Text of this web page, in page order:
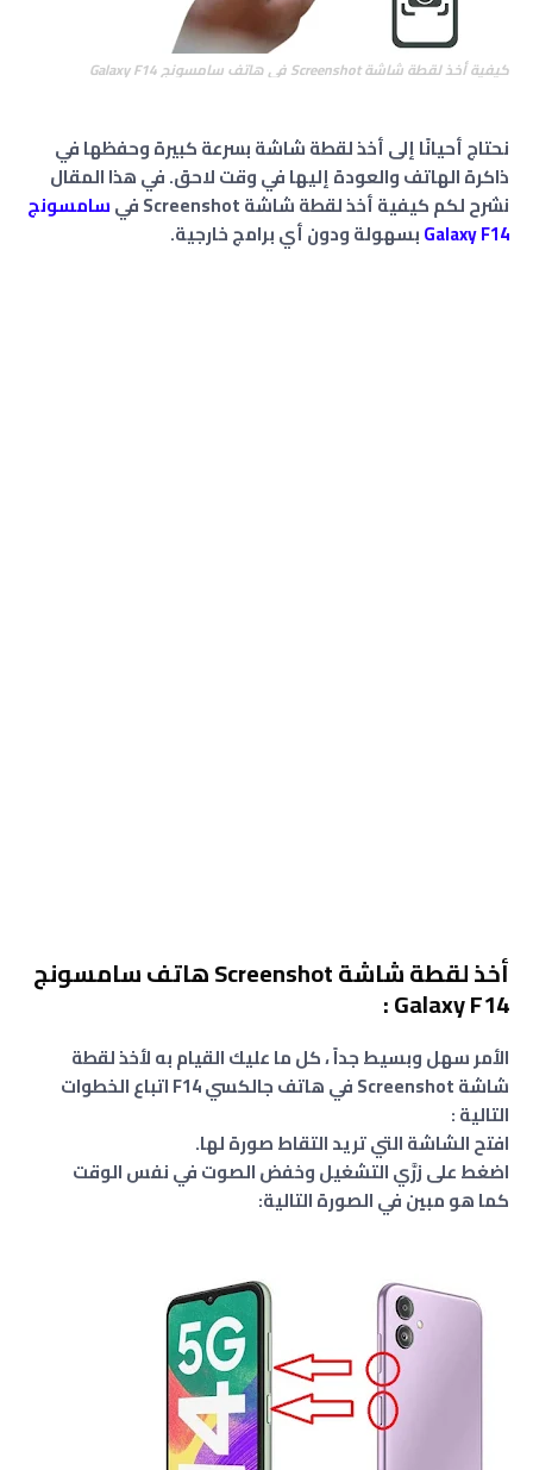
كيفية أخذ لقطة شاشة Screenshot في هاتف سامسونج Galaxy F14
نحتاج أحيانًا إلى أخذ لقطة شاشة بسرعة كبيرة وحفظها في
ذاكرة الهاتف والعودة إليها في وقت لاحق. في هذا المقال
نشرح لكم كيفية أخذ لقطة شاشة Screenshot في
سامسونج
Galaxy F14بسهولة ودون أي برامج خارجية.
أخذ لقطة شاشة Screenshot هاتف سامسونج
Galaxy F14 :
الأمر سهل وبسيط جداً ، كل ما عليك القيام به لأخذ لقطة
شاشة Screenshot في هاتف جالكسي F14 اتباع الخطوات
التالية :
افتح الشاشة التي تريد التقاط صورة لها.
اضغط على زرَّي التشغيل وخفض الصوت في نفس الوقت
كما هو مبين في الصورة التالية: